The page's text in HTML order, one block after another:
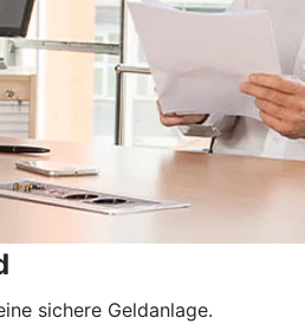
sichere Geldanlage.